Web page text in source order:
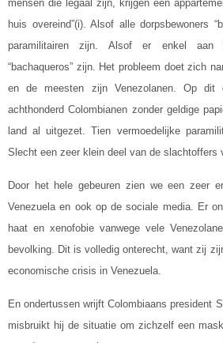
mensen die legaal zijn, krijgen een
huis overeind”(i). Alsof alle dorpsbewoners
paramilitairen zijn. Alsof er enkel aan
“bachaqueros” zijn. Het probleem doet zich
en de meesten zijn Venezolanen. Op dit
achthonderd Colombianen zonder geldige
land al uitgezet. Tien vermoedelijke
Slecht een zeer klein deel van de slachtoffers
Door het hele gebeuren zien we een zeer
Venezuela en ook op de sociale media. Er
haat en xenofobie vanwege vele
bevolking. Dit is volledig onterecht, want zij
economische crisis in Venezuela.
En ondertussen wrijft Colombiaans president
misbruikt hij de situatie om zichzelf een